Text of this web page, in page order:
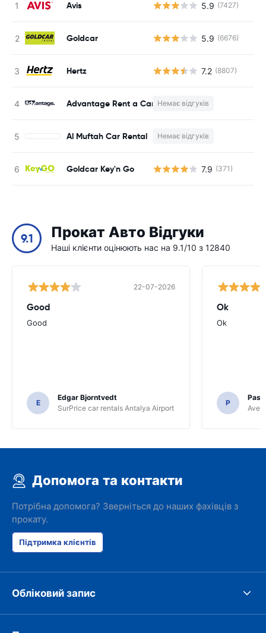
Avis 5.9 (7427)
Goldcar 5.9 (6676)
Hertz 7.2 (8807)
Advantage Rent a Car Немає відгуків
Al Muftah Car Rental Немає відгуків
Goldcar Key'n Go 7.9 (371)
9.1 Прокат Авто Відгуки
Наші клієнти оцінюють нас на 9.1/10 з 12840
22-07-2026
Good
Good
E
Edgar Bjorntvedt
SurPrice car rentals Antalya Airport
Ok
Ok
P
Avec
Допомога та контакти
Потрібна допомога? Зверніться до наших фахівців з
прокату.
Підтримка клієнтів
Обліковий запис